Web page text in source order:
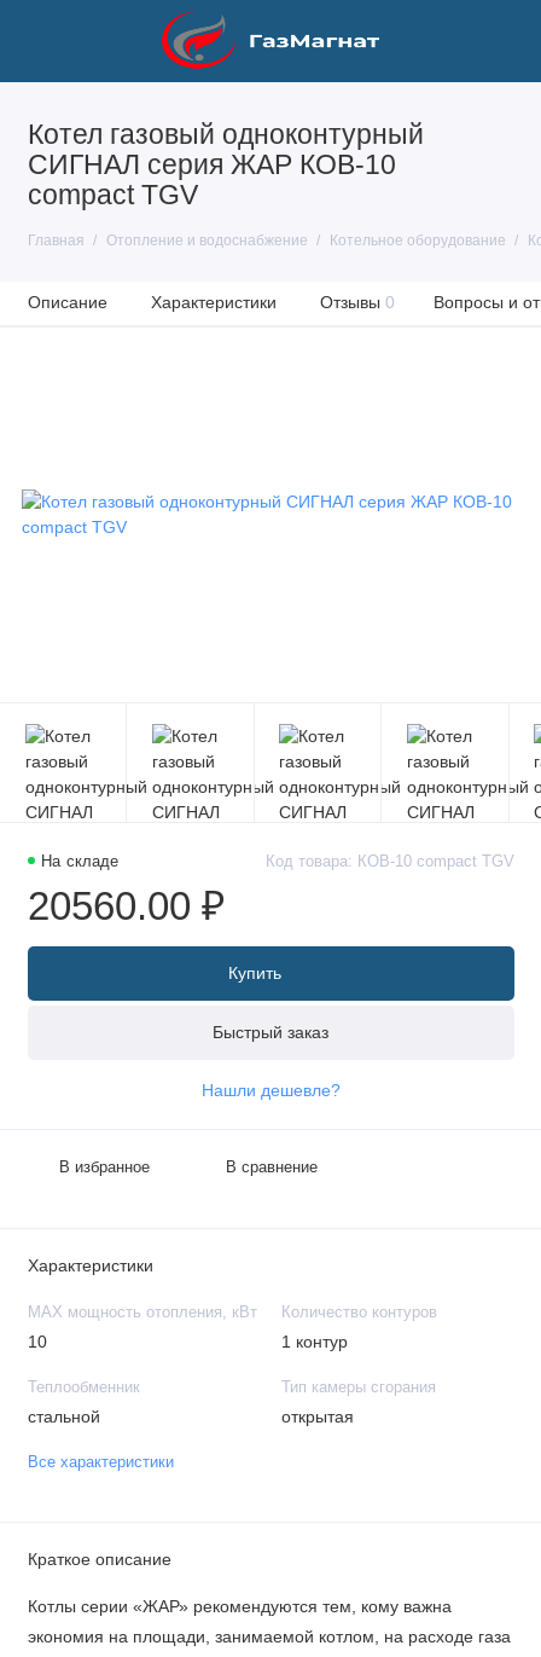
Котел газовый одноконтурный
СИГНАЛ серия ЖАР КОВ-10
compact TGV
Главная Отопление и водоснабжение Котельное оборудование
Описание Характеристики Отзывы 0 Вопросы и
На складе Код товара: КОВ-10 compact TGV
20560.00 ₽
Купить
Быстрый заказ
Нашли дешевле?
В избранное В сравнение
Характеристики
MAX мощность отопления, кВт
10
Количество контуров
1 контур
Теплообменник
стальной
Тип камеры сгорания
открытая
Все характеристики
Краткое описание
Котлы серии «ЖАР» рекомендуются тем, кому важна
экономия на площади, занимаемой котлом, на расходе газа